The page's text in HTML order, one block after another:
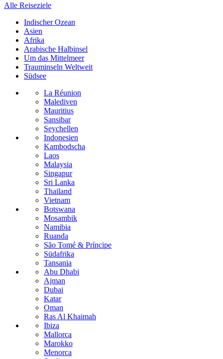
Alle Reiseziele
Indischer Ozean
Asien
Afrika
Arabische Halbinsel
Um das Mittelmeer
Trauminseln Weltweit
Südsee
La Réunion
Malediven
Mauritius
Sansibar
Seychellen
Indonesien
Kambodscha
Laos
Malaysia
Singapur
Sri Lanka
Thailand
Vietnam
Botswana
Mosambik
Namibia
Ruanda
São Tomé & Príncipe
Südafrika
Tansania
Abu Dhabi
Ajman
Dubai
Katar
Oman
Ras Al Khaimah
Ibiza
Mallorca
Marokko
Menorca